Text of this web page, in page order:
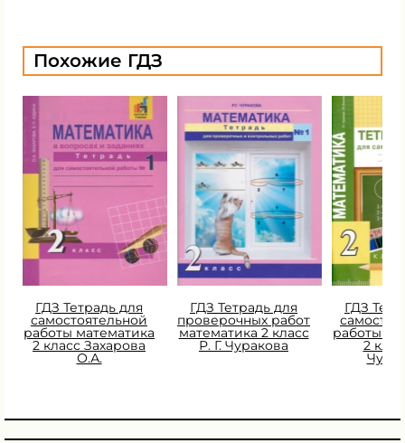
Похожие ГДЗ
ГДЗ Тетрадь для
самостоятельной
работы математика
2 класс Захарова
О.А.
ГДЗ Тетрадь для
проверочных работ
математика 2 класс
Р. Г. Чуракова
ГДЗ
работы
2